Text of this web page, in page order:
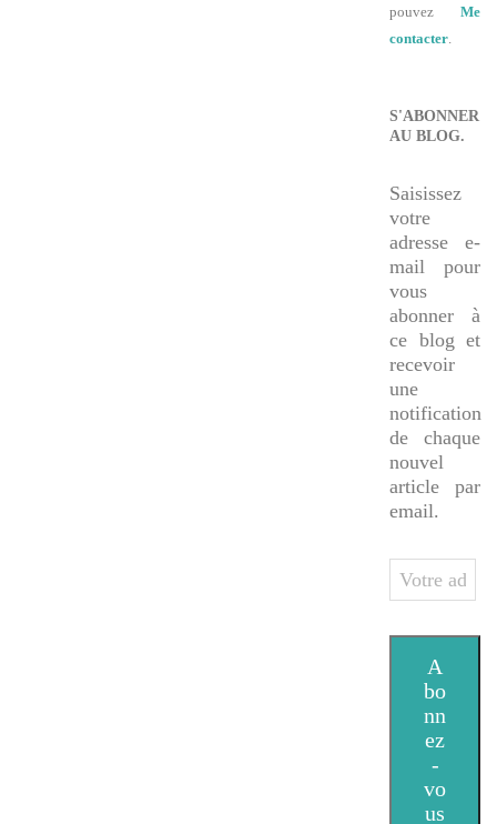
pouvez Me
contacter
S'ABONNER
AU BLOG.
Saisissez
votre
adresse e-
mail pour
vous
abonner à
ce blog et
recevoir
une
notification
de chaque
nouvel
article par
email.
Votre
adresse
A
bo
nn
ez
-
vo
us